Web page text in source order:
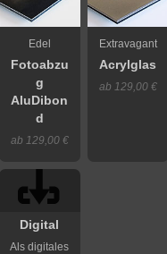
Edel
Fotoabzu
g
AluDibon
d
ab 129,00 €
Extravagant
Acrylglas
ab 129,00 €
Digital
Als digitales